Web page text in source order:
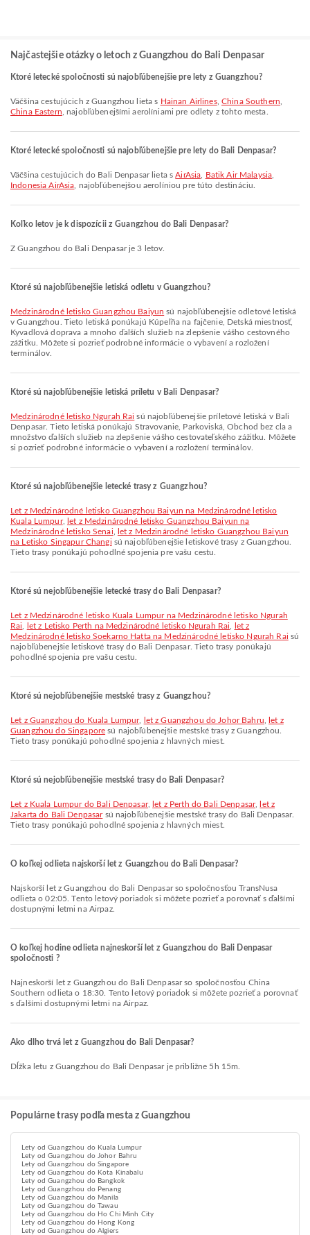
Najčastejšie otázky o letoch z Guangzhou do Bali Denpasar
Ktoré letecké spoločnosti sú najobľúbenejšie pre lety z Guangzhou?
Väčšina cestujúcich z Guangzhou lieta s Hainan Airlines, China Southern
China Eastern , najobľúbenejšími aerolíniami pre odlety z tohto mesta.
Ktoré letecké spoločnosti sú najobľúbenejšie pre lety do Bali Denpasar?
Väčšina cestujúcich do Bali Denpasar lieta sAirAsia Batik Air Malaysia
Indonesia AirAsia , najobľúbenejšou aerolíniou pre túto destináciu.
Koľko letov je k dispozícii z Guangzhou do Bali Denpasar?
Z Guangzhou do Bali Denpasar je 3 letov.
Ktoré sú najobľúbenejšie letiská odletu v Guangzhou?
Medzinárodné letisko Guangzhou Baiyun sú najobľúbenejšie odletové letiská
v Guangzhou. Tieto letiská ponúkajú Kúpeľňa na fajčenie, Detská miestnosť,
Kyvadlová doprava a mnoho ďalších služieb na zlepšenie vášho cestovného
zážitku. Môžete si pozrieť podrobné informácie o vybavení a rozložení
terminálov.
Ktoré sú najobľúbenejšie letiská príletu v Bali Denpasar?
Medzinárodné letisko Ngurah Rai sú najobľúbenejšie príletové letiská v Bali
Denpasar. Tieto letiská ponúkajú Stravovanie, Parkoviská, Obchod bez cla a
množstvo ďalších služieb na zlepšenie vášho cestovateľského zážitku. Môžete
si pozrieť podrobné informácie o vybavení a rozložení terminálov.
Ktoré sú najobľúbenejšie letecké trasy z Guangzhou?
let z Medzinárodné letisko Guangzhou Baiyun na Medzinárodné letisko
Kuala Lumpur,
let z Medzinárodné letisko Guangzhou Baiyun na
Medzinárodné letisko Senai
let z Medzinárodné letisko Guangzhou Baiyun
na Letisko Singapur Changi sú najobľúbenejšie letiskové trasy z Guangzhou.
Tieto trasy ponúkajú pohodlné spojenia pre vašu cestu.
Ktoré sú nejobľúbenejšie letecké trasy do Bali Denpasar?
let z Medzinárodné letisko Kuala Lumpur na Medzinárodné letisko Ngurah
Rai
let z Letisko Perth na Medzinárodné letisko Ngurah Rai
let z
Medzinárodné letisko Soekarno Hatta na Medzinárodné letisko Ngurah Rai sú
najobľúbenejšie letiskové trasy do Bali Denpasar. Tieto trasy ponúkajú
pohodlné spojenia pre vašu cestu.
Ktoré sú nejobľúbenejšie mestské trasy z Guangzhou?
let z Guangzhou do Kuala Lumpur, let z Guangzhou do Johor Bahru
let z
Guangzhou do Singapore sú najobľúbenejšie mestské trasy z Guangzhou.
Tieto trasy ponúkajú pohodlné spojenia z hlavných miest.
Ktoré sú nejobľúbenejšie mestské trasy do Bali Denpasar?
let z Kuala Lumpur do Bali Denpasar, let z Perth do Bali Denpasar,
let z
Jakarta do Bali Denpasarsú najobľúbenejšie mestské trasy do Bali Denpasar.
Tieto trasy ponúkajú pohodlné spojenia z hlavných miest.
O koľkej odlieta najskorší let z Guangzhou do Bali Denpasar?
Najskorší let z Guangzhou do Bali Denpasar so spoločnosťou TransNusa
odlieta o 02:05. Tento letový poriadok si môžete pozrieť a porovnať s ďalšími
dostupnými letmi na Airpaz.
O koľkej hodine odlieta najneskorší let z Guangzhou do Bali Denpasar
spoločnosti ?
Najneskorší let z Guangzhou do Bali Denpasar so spoločnosťou China
Southern odlieta o 18:30. Tento letový poriadok si môžete pozrieť a porovnať
s ďalšími dostupnými letmi na Airpaz.
Ako dlho trvá let z Guangzhou do Bali Denpasar?
Dĺžka letu z Guangzhou do Bali Denpasar je približne 5h 15m.
Populárne trasy podľa mesta z Guangzhou
Lety od Guangzhou do Kuala Lumpur
Lety od Guangzhou do Johor Bahru
Lety od Guangzhou do Singapore
Lety od Guangzhou do Kota Kinabalu
Lety od Guangzhou do Bangkok
Lety od Guangzhou do Penang
Lety od Guangzhou do Manila
Lety od Guangzhou do Tawau
Lety od Guangzhou do Ho Chi Minh City
Lety od Guangzhou do Hong Kong
Lety od Guangzhou do Algiers